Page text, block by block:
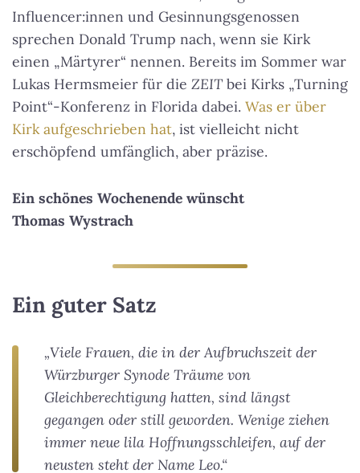
Influencer:innen und Gesinnungsgenossen
sprechen Donald Trump nach, wenn sie Kirk
einen „Märtyrer“ nennen. Bereits im Sommer war
Lukas Hermsmeier für die ZEIT bei Kirks „Turning
Point“-Konferenz in Florida dabei. Was er über
Kirk aufgeschrieben hat, ist vielleicht nicht
erschöpfend umfänglich, aber präzise.
Ein schönes Wochenende wünscht
Thomas Wystrach
Ein guter Satz
„Viele Frauen, die in der Aufbruchszeit der
Würzburger Synode Träume von
Gleichberechtigung hatten, sind längst
gegangen oder still geworden. Wenige ziehen
immer neue lila Hoffnungsschleifen, auf der
neusten steht der Name Leo.“